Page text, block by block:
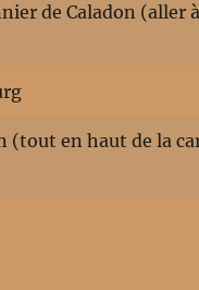
de Caladon (aller
(tout en haut de la